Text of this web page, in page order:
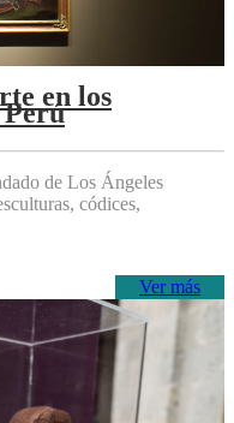
en los
de Los Ángeles
códices,
Ver más